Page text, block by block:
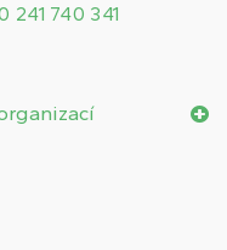
241 740 341